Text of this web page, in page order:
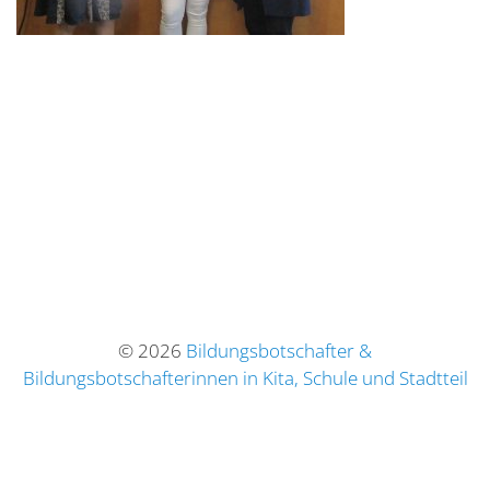
© 2026 Bildungsbotschafter &
Bildungsbotschafterinnen in Kita, Schule und Stadtteil